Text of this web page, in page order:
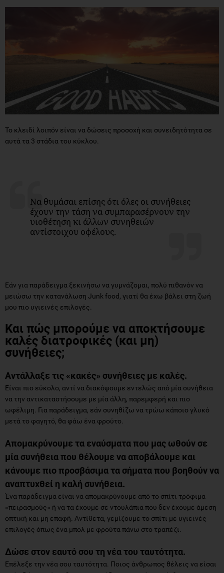
Το κλειδί λοιπόν είναι να δώσεις προσοχή και συνειδητότητα σε
αυτά τα 3 στάδια του κύκλου.
Να θυμάσαι επίσης ότι όλες οι συνήθειες
έχουν την τάση να συμπαρασέρνουν την
υιοθέτηση κι άλλων συνηθειών
αντίστοιχου οφέλους.
Εάν για παράδειγμα ξεκινήσω να γυμνάζομαι, πολύ πιθανόν να
μειώσω την κατανάλωση Junk food, γιατί θα έχω βάλει στη ζωή
μου πιο υγιεινές επιλογές.
Και πώς μπορούμε να αποκτήσουμε
καλές διατροφικές (και μη)
συνήθειες;
Αντάλλαξε τις «κακές» συνήθειες με καλές.
Είναι πιο εύκολο, αντί να διακόψουμε εντελώς από μία συνήθεια
να την αντικαταστήσουμε με μία άλλη, παρεμφερή και πιο
ωφέλιμη. Για παράδειγμα, εάν συνηθίζω να τρώω κάποιο γλυκό
μετά το φαγητό, θα φάω ένα φρούτο.
Απομακρύνουμε τα εναύσματα που μας ωθούν σε
μία συνήθεια που θέλουμε να αποβάλουμε και
κάνουμε πιο προσβάσιμα τα σήματα που βοηθούν να
αναπτυχθεί η καλή συνήθεια.
Ένα παράδειγμα είναι να απομακρύνουμε από το σπίτι τρόφιμα
«πειρασμούς» ή να τα έχουμε σε ντουλάπια που δεν έχουμε άμεση
οπτική και μη επαφή. Αντίθετα, γεμίζουμε το σπίτι με υγιεινές
επιλογές όπως ένα μπολ με φρούτα πάνω στο τραπέζι.
Δώσε στον εαυτό σου τη νέα του ταυτότητα.
Επέλεξε την νέα σου ταυτότητα. Ποιος άνθρωπος θέλεις να είσαι